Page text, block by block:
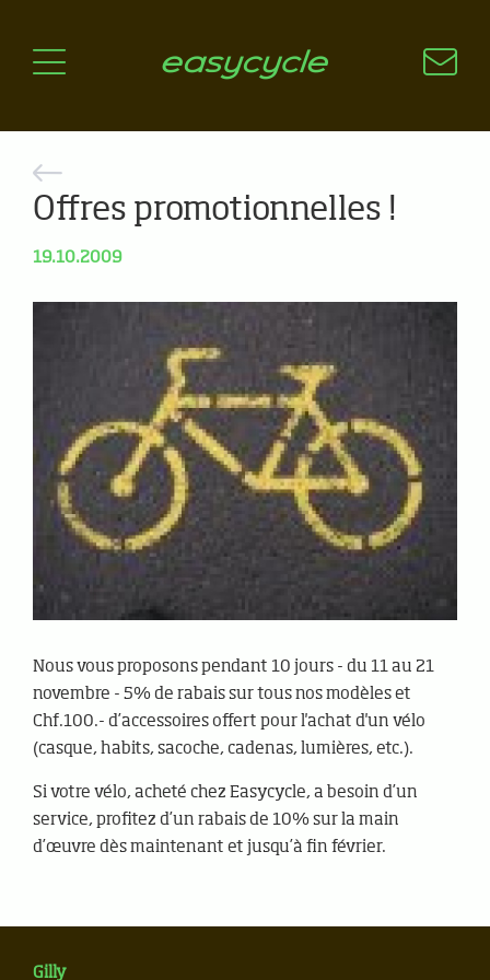
Aspects techniques
Questions / Réponses
A jour
Offres promotionnelles !
19.10.2009
Nous vous proposons pendant 10 jours - du 11 au 21
novembre - 5% de rabais sur tous nos modèles et
Chf.100.- d’accessoires offert pour l'achat d'un vélo
(casque, habits, sacoche, cadenas, lumières, etc.).
Si votre vélo, acheté chez Easycycle, a besoin d’un
service, profitez d’un rabais de 10% sur la main
d’œuvre dès maintenant et jusqu’à fin février.
Gilly